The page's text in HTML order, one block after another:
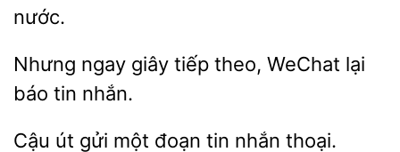
nước.
Nhưng ngay
tiếp theo, WeChat lại
tin
út một đoạn tin nhắn